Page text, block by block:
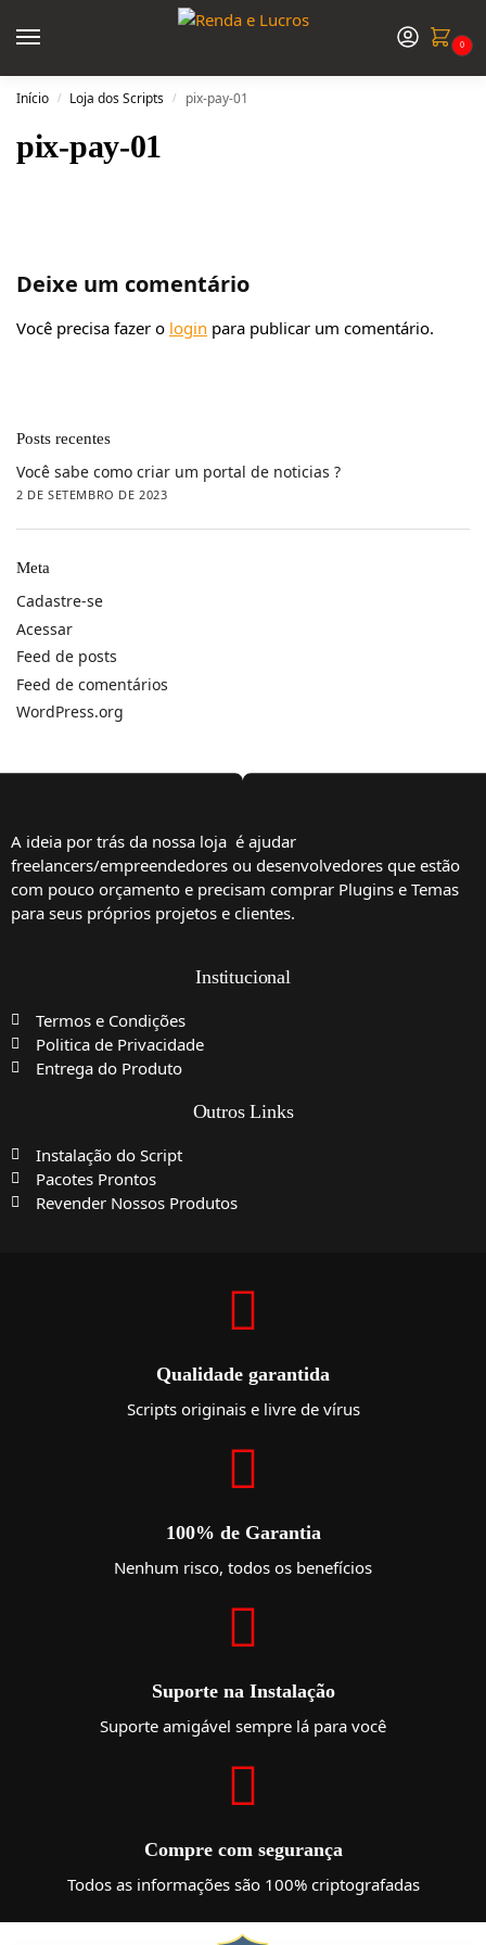
0
Início / Loja dos Scripts / pix-pay-01
pix-pay-01
Deixe um comentário
Você precisa fazer o login para publicar um comentário.
Posts recentes
Você sabe como criar um portal de noticias ?
2 DE SETEMBRO DE 2023
Meta
Cadastre-se
Acessar
Feed de posts
Feed de comentários
WordPress.org
A ideia por trás da nossa loja é ajudar
freelancers/empreendedores ou desenvolvedores que estão
com pouco orçamento e precisam comprar Plugins e Temas
para seus próprios projetos e clientes.
Institucional
Termos e Condições
Politica de Privacidade
Entrega do Produto
Outros Links
Instalação do Script
Pacotes Prontos
Revender Nossos Produtos
Qualidade garantida
Scripts originais e livre de vírus
100% de Garantia
Nenhum risco, todos os benefícios
Suporte na Instalação
Suporte amigável sempre lá para você
Compre com segurança
Todos as informações são 100% criptografadas